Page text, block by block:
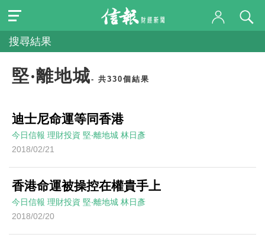
搜尋結果
堅‧離地城- 共330個結果
迪士尼命運等同香港
今日信報 理財投資 堅‧離地城 林日彥
2018/02/21
香港命運被操控在權貴手上
今日信報 理財投資 堅‧離地城 林日彥
2018/02/20